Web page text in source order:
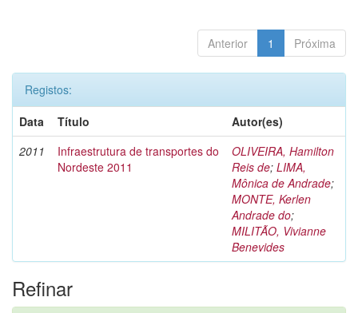
Anterior 1 Próxima
Registos:
Data
Título
Autor(es)
2011
Infraestrutura de transportes do
Nordeste 2011
OLIVEIRA, Hamilton
Reis de; LIMA,
Mônica de Andrade;
MONTE, Kerlen
Andrade do;
MILITÃO, Vivianne
Benevides
Refinar